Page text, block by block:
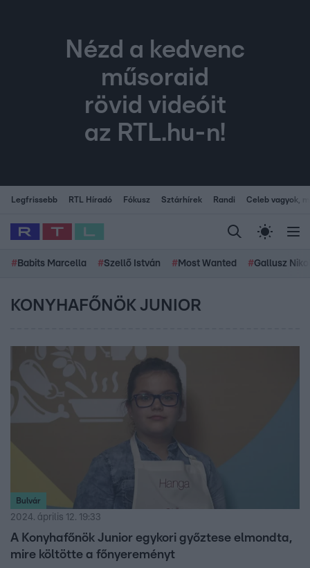
Nézd a kedvenc
műsoraid
rövid videóit
az RTL.hu-n!
Legfrissebb RTL Híradó Fókusz Sztárhírek Randi Celeb vagyok,
# Babits Marcella #Szellő István # Most Wanted #Gallusz
KONYHAFŐNÖK JUNIOR
Bulvár
2024. április 12. 19:33
A Konyhafőnök Junior egykori győztese elmondta,
mire költötte a főnyereményt